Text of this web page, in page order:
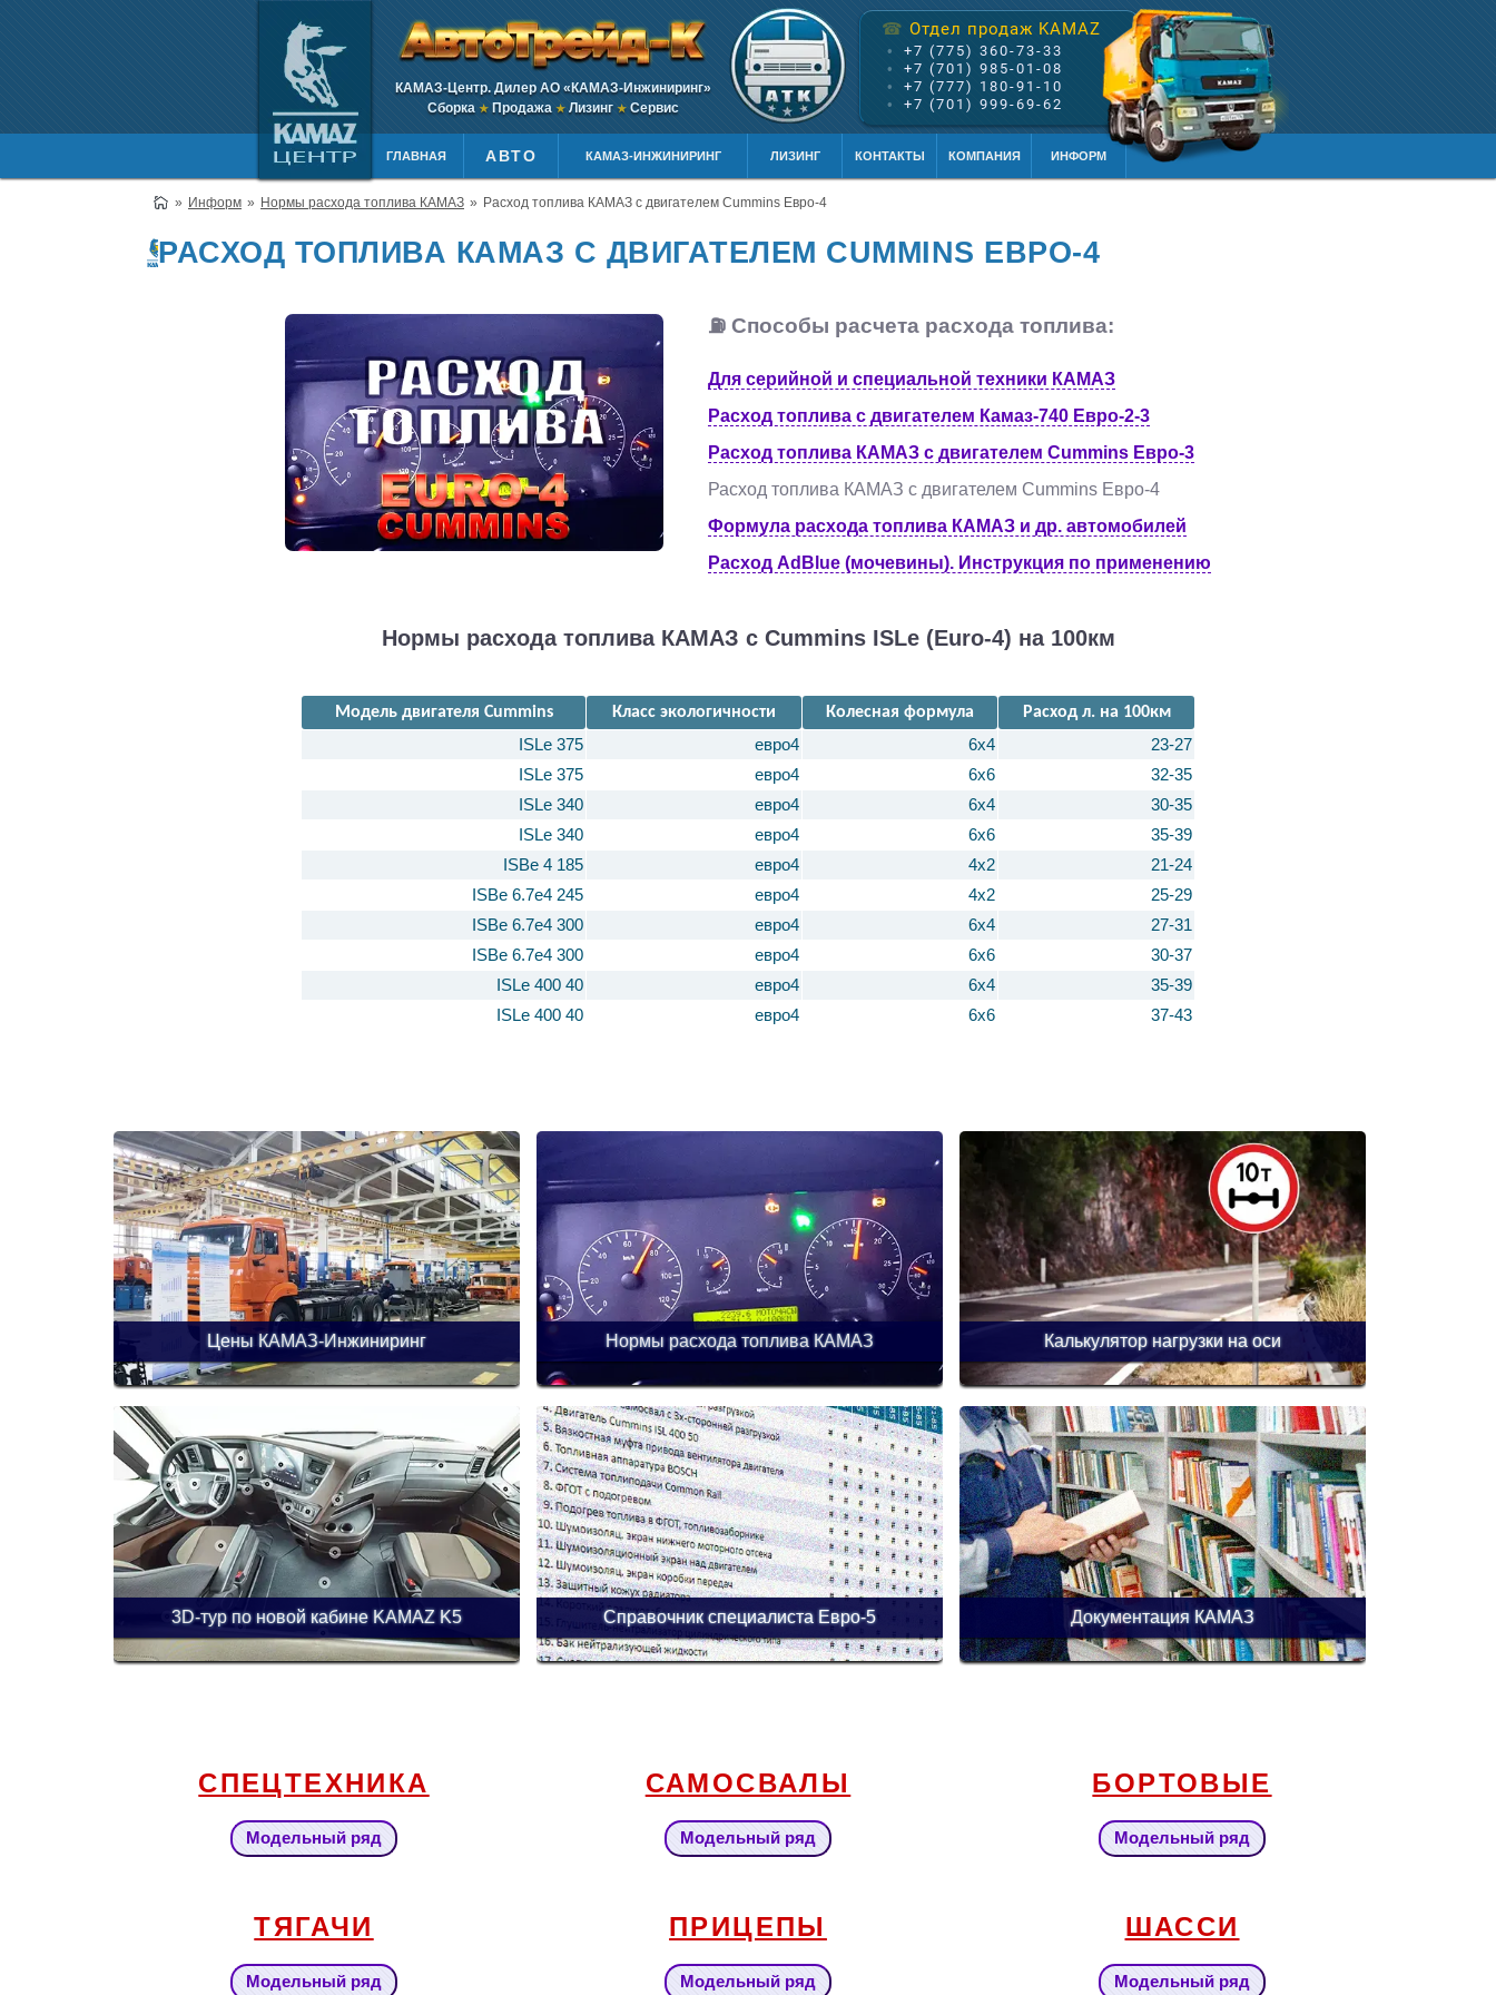
КАМАЗ-Центр. Дилер АО «КАМАЗ-Инжиниринг»
Сборка ★ Продажа ★ Лизинг ★ Сервис
☎ Отдел продаж KAMAZ
•
+7 (775) 360-73-33
•
+7 (701) 985-01-08
•
+7 (777) 180-91-10
•
+7 (701) 999-69-62
ГЛАВНАЯ АВТО КАМАЗ-ИНЖИНИРИНГ ЛИЗИНГ КОНТАКТЫ КОМПАНИЯ ИНФОРМ
Информ Нормы расхода топлива КАМАЗ Расход топлива КАМАЗ с двигателем Cummins Евро-4
РАСХОД ТОПЛИВА КАМАЗ С ДВИГАТЕЛЕМ CUMMINS ЕВРО-4
⛽ Способы расчета расхода топлива:
Для серийной и специальной техники КАМАЗ
Расход топлива с двигателем Камаз-740 Евро-2-3
Расход топлива КАМАЗ с двигателем Cummins Евро-3
Расход топлива КАМАЗ с двигателем Cummins Евро-4
Формула расхода топлива КАМАЗ и др. автомобилей
Расход AdBlue (мочевины). Инструкция по применению
Нормы расхода топлива КАМАЗ с Cummins ISLe (Euro-4) на 100км
Модель двигателя Cummins Класс экологичности Колесная формула
Расход л. на 100км
ISLe 375
евро4 6х4
23-27
ISLe 375
евро4 6х6
32-35
ISLe 340
евро4 6х4
30-35
ISLe 340
евро4 6х6
35-39
ISBe 4 185
евро4 4х2
21-24
ISBe 6.7e4 245
евро4 4х2
25-29
ISBe 6.7e4 300
евро4 6х4
27-31
ISBe 6.7e4 300
евро4 6х6
30-37
ISLe 400 40
евро4 6х4
35-39
ISLe 400 40
евро4 6х6 37-43
Цены КАМАЗ-Инжиниринг Нормы расхода топлива КАМАЗ Калькулятор нагрузки на оси
3D-тур по новой кабине KAMAZ K5 Справочник специалиста Евро-5 Документация КАМАЗ
СПЕЦТЕХНИКА
Модельный ряд
САМОСВАЛЫ
Модельный ряд
БОРТОВЫЕ
Модельный ряд
ТЯГАЧИ
Модельный ряд
ПРИЦЕПЫ
Модельный ряд
ШАССИ
Модельный ряд